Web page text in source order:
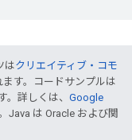
はクリエイティブ・コモ
す。コードサンプルは
。詳しくは、 Google
Java は Oracle および関